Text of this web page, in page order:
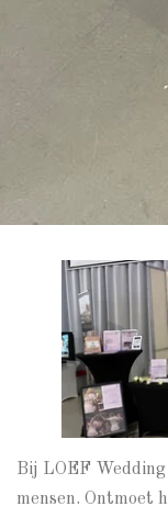
Bij LOEF
mensen. Ontmoet